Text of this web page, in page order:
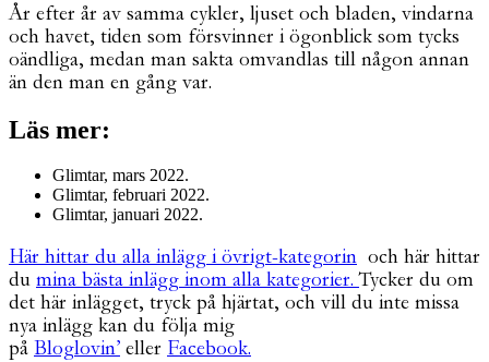
År efter år av samma cykler, ljuset och bladen, vindarna
och havet, tiden som försvinner i ögonblick som tycks
oändliga, medan man sakta omvandlas till någon annan
än den man en gång var.
Läs mer:
Glimtar, mars 2022.
Glimtar, februari 2022.
Glimtar, januari 2022.
Här hittar du alla inlägg i övrigt-kategorin och här hittar
du mina bästa inlägg inom alla kategorier.Tycker du om
det här inlägget, tryck på hjärtat, och vill du inte missa
nya inlägg kan du följa mig
på Bloglovin’ eller Facebook.